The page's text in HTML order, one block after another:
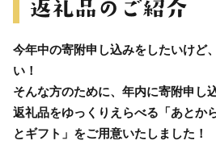
今年中の寄附申し込みをしたいけど
い！
そんな方のために、年内に寄附申し
返礼品をゆっくりえらべる「あとか
とギフト」をご用意いたしました！